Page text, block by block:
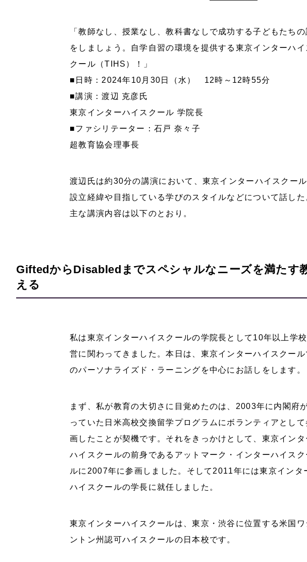
「教師なし、授業なし、教科書なしで成功する子どもたちの
をしましょう。自学自習の環境を提供する東京インターハイ
クール（TIHS）！」
■日時：2024年10月30日（水） 12時～12時55分
■講演：渡辺 克彦氏
東京インターハイスクール 学院長
■ファシリテーター：石戸 奈々子
超教育協会理事長
渡辺氏は約30分の講演において、東京インターハイスクー
設立経緯や目指している学びのスタイルなどについて話した
主な講演内容は以下のとおり。
GiftedからDisabledまでスペシャルなニーズを満たす
える
私は東京インターハイスクールの学院長として10年以上学
営に関わってきました。本日は、東京インターハイスクール
のパーソナライズド・ラーニングを中心にお話しをします。
まず、私が教育の大切さに目覚めたのは、2003年に内閣府
っていた日米高校交換留学プログラムにボランティアとして
画したことが契機です。それをきっかけとして、東京インタ
ハイスクールの前身であるアットマーク・インターハイスク
ルに2007年に参画しました。そして2011年には東京インタ
ハイスクールの学長に就任しました。
東京インターハイスクールは、東京・渋谷に位置する米国ワ
ントン州認可ハイスクールの日本校です。